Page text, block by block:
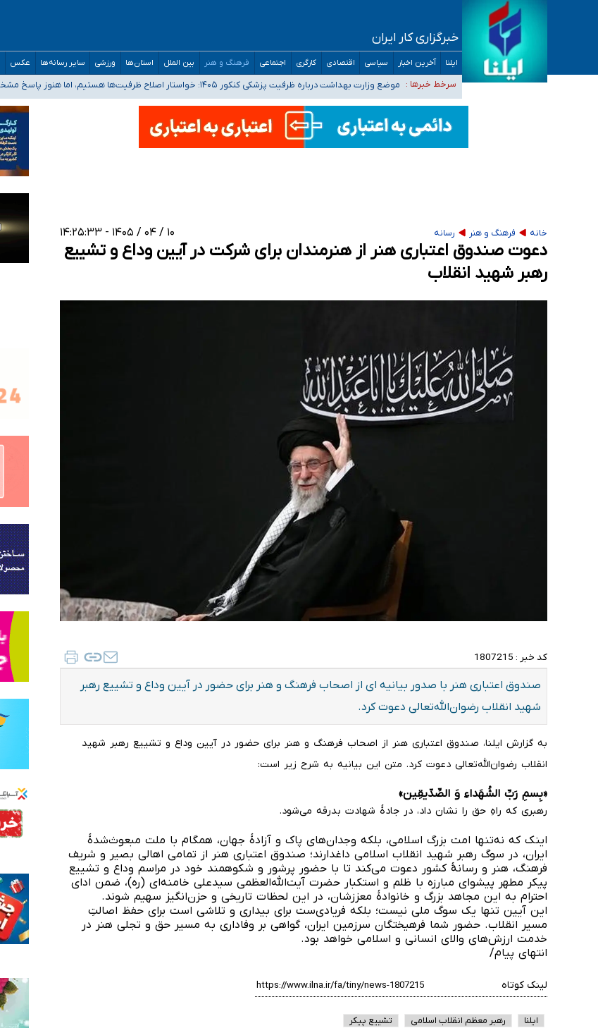
خبرگزاری کار ایران
ایلنا آخرین اخبار سیاسی اقتصادی کارگری اجتماعی فرهنگ و هنر بین الملل استان‌ها ورزشی سایر رسانه‌ها عکس
سرخط خبرها :
موضع وزارت بهداشت درباره ظرفیت پزشکی کنکور ۱۴۰۵: خواستار اصلاح ظرفیت‌ها هستیم، اما هنوز پاسخ مشخصی نگرفته‌ایم
تعویق آزمون ورودی دکترای تخصصی فرماندهی صحنه عملیات و دکترای تخصصی جغرافیای نظامی دافوس آجا
خبرنگاران راویان حقیقت با دغدغه نان، مسکن و بیمه
آخرین وضعیت شیوع عفونت‌های تنفسی در کشور/ خوزستان و کرمان بالاتر از آستانه هشدار
خانه فرهنگ و هنر رسانه ۱۰ / ۰۴ / ۱۴۰۵ - ۱۴:۲۵:۳۳
دعوت صندوق اعتباری هنر از هنرمندان برای شرکت در آیین وداع و تشییع
رهبر شهید انقلاب
کد خبر : 1807215
صندوق اعتباری هنر با صدور بیانیه ای از اصحاب فرهنگ و هنر برای حضور در آیین وداع و تشییع رهبر
شهید انقلاب رضوان‌الله‌تعالی‌ دعوت کرد.
به گزارش ایلنا، صندوق اعتباری هنر از اصحاب فرهنگ و هنر برای حضور در آیین وداع و تشییع رهبر شهید
انقلاب رضوان‌الله‌تعالی‌ دعوت کرد. متن این بیانیه به شرح زیر است:
«بِسمِ رَبِّ الشُهَداءِ وَ الصِّدّیقِین»
رهبری که راهِ حق را نشان داد، در جادۀ شهادت بدرقه می‌شود.
اینک که نه‌تنها امت بزرگ اسلامی، بلکه وجدان‌های پاک و آزادۀ جهان، همگام با ملت مبعوث‌شدۀ
ایران، در سوگ رهبر شهید انقلاب اسلامی داغدارند؛ صندوق اعتباری هنر از تمامی اهالی بصیر و شریف
فرهنگ، هنر و رسانۀ کشور دعوت می‌کند تا با حضور پرشور و شکوهمند خود در مراسم وداع و تشییع
پیکر مطهر پیشوای مبارزه با ظلم و استکبار حضرت آیت‌الله‌العظمی سیدعلی خامنه‌ای (ره)، ضمن ادای
احترام به این مجاهد بزرگ و خانوادۀ معززشان، در این لحظات تاریخی و حزن‌انگیز سهیم شوند.
این آیین تنها یک سوگ ملی نیست؛ بلکه فریادی‌ست برای بیداری و تلاشی است برای حفظ اصالتِ
مسیر انقلاب. حضور شما فرهیختگان سرزمین ایران، گواهی بر وفاداری به مسیر حق و تجلی هنر در
خدمت ارزش‌های والای انسانی و اسلامی خواهد بود.
انتهای پیام/
لینک کوتاه
ایلنا رهبر معظم انقلاب اسلامی تشییع پیکر